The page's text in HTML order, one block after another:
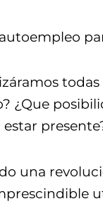
¿Que
una